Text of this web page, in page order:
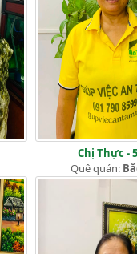
Chị Thực -
Quê quán: